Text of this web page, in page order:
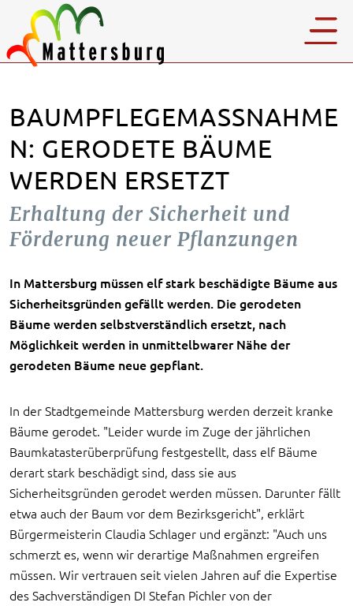
BAUMPFLEGEMASSNAHMEN
: GERODETE BÄUME W
ERDEN ERSETZT
Erhaltung der Sicherheit und
Förderung neuer Pflanzungen
In Mattersburg müssen elf stark beschädigte Bäume aus
Sicherheitsgründen gefällt werden. Die gerodeten
Bäume werden selbstverständlich ersetzt, nach
Möglichkeit werden in unmittelbwarer Nähe der
gerodeten Bäume neue gepflant.
In der Stadtgemeinde Mattersburg werden derzeit kranke
Bäume gerodet. "Leider wurde im Zuge der jährlichen
Baumkatasterüberprüfung festgestellt, dass elf Bäume
derart stark beschädigt sind, dass sie aus
Sicherheitsgründen gerodet werden müssen. Darunter fällt
etwa auch der Baum vor dem Bezirksgericht", erklärt
Bürgermeisterin Claudia Schlager und ergänzt: "Auch uns
schmerzt es, wenn wir derartige Maßnahmen ergreifen
müssen. Wir vertrauen seit vielen Jahren auf die Expertise
des Sachverständigen DI Stefan Pichler von der